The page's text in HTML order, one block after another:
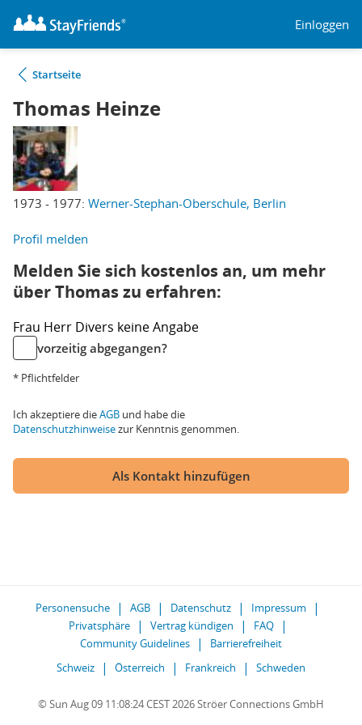
Einloggen
Startseite
Thomas Heinze
1973 - 1977: Werner-Stephan-Oberschule, Berlin
Profil melden
Melden Sie sich kostenlos an, um mehr
über Thomas zu erfahren:
Frau Herr Divers keine Angabe
vorzeitig abgegangen?
* Pflichtfelder
Ich akzeptiere dieAGB und habe die
Datenschutzhinweisezur Kenntnis genommen.
Als Kontakt hinzufügen
Personensuche AGB Datenschutz
Impressum
Privatsphäre
Vertrag kündigen
FAQ
Community Guidelines
Barrierefreiheit
Schweiz
Österreich Frankreich Schweden
© Sun Aug 09 11:08:24 CEST 2026 Ströer Connections GmbH